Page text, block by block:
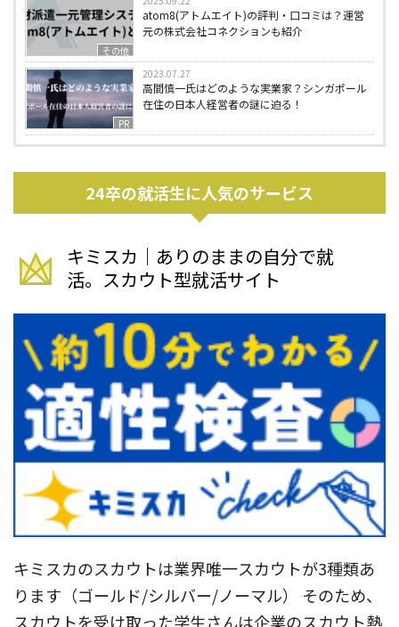
その他
atom8(アトムエイト)の評判・口コミは？運営
元の株式会社コネクションも紹介
PR
2023.07.27
高間慎一氏はどのような実業家？シンガポール
在住の日本人経営者の謎に迫る！
24卒の就活生に人気のサービス
キミスカ｜ありのままの自分で就
活。スカウト型就活サイト
キミスカのスカウトは業界唯一スカウトが3種類あ
ります（ゴールド/シルバー/ノーマル） そのため、
スカウトを受け取った学生さんは企業のスカウト熱